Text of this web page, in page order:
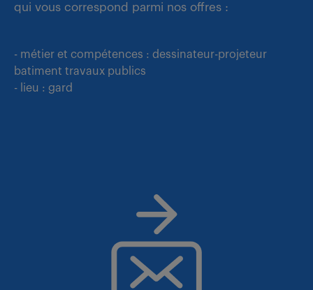
qui vous correspond parmi nos offres :
- métier et compétences : dessinateur-projeteur
batiment travaux publics
- lieu : gard